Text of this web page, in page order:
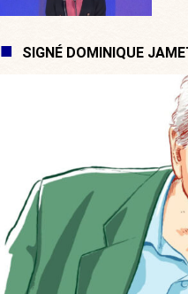
SIGNÉ DOMINIQUE